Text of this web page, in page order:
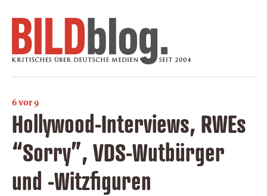
6 vor 9
Hollywood-Interviews, RWEs
“Sorry”, VDS-Wutbürger
und -Witzfiguren